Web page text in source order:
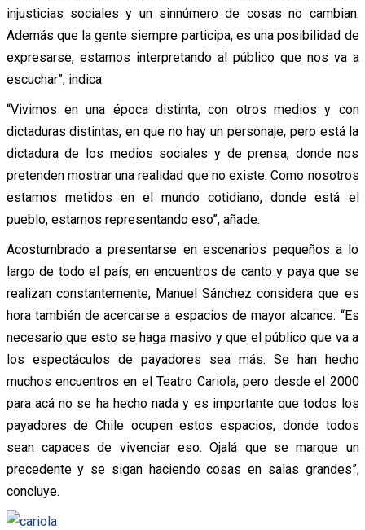
injusticias sociales y un sinnúmero de cosas no cambian.
Además que la gente siempre participa, es una posibilidad de
expresarse, estamos interpretando al público que nos va a
escuchar”, indica.
“Vivimos en una época distinta, con otros medios y con
dictaduras distintas, en que no hay un personaje, pero está la
dictadura de los medios sociales y de prensa, donde nos
pretenden mostrar una realidad que no existe. Como nosotros
estamos metidos en el mundo cotidiano, donde está el
pueblo, estamos representando eso”, añade.
Acostumbrado a presentarse en escenarios pequeños a lo
largo de todo el país, en encuentros de canto y paya que se
realizan constantemente, Manuel Sánchez considera que es
hora también de acercarse a espacios de mayor alcance: “Es
necesario que esto se haga masivo y que el público que va a
los espectáculos de payadores sea más. Se han hecho
muchos encuentros en el Teatro Cariola, pero desde el 2000
para acá no se ha hecho nada y es importante que todos los
payadores de Chile ocupen estos espacios, donde todos
sean capaces de vivenciar eso. Ojalá que se marque un
precedente y se sigan haciendo cosas en salas grandes”,
concluye.